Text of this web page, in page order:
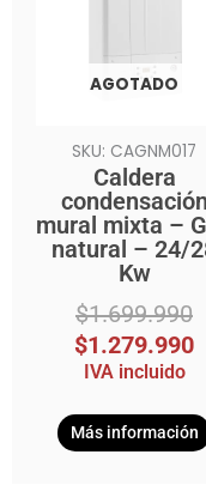
AGOTADO
SKU: CAGNM017
Caldera
condensación
mural mixta –
natural – 24/
Kw
$1.699.990
$1.279.990
IVA incluido
Más información